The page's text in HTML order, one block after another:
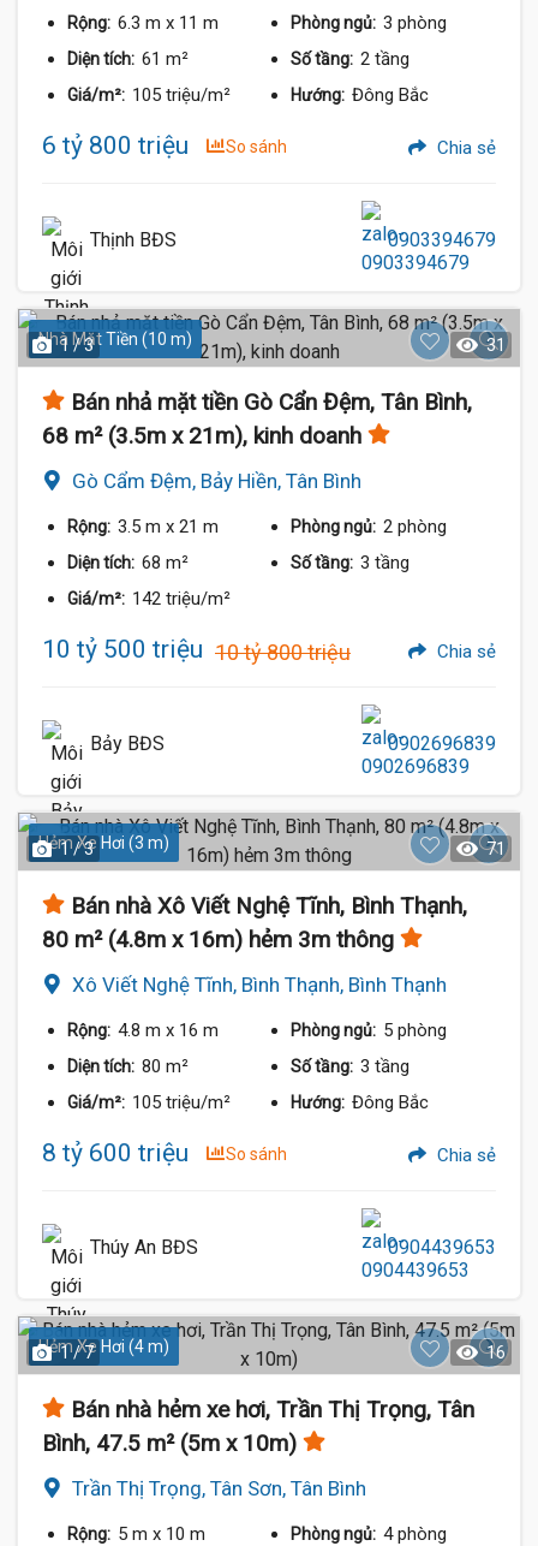
Rộng: 6.3 m x 11 m Phòng ngủ: 3 phòng
Diện tích: 61 m² Số tầng: 2 tầng
Giá/m²: 105 triệu/m² Hướng: Đông Bắc
6 tỷ 800 triệu So sánh Chia sẻ
Thịnh BĐS 0903394679
Nhà Mặt Tiền (10 m)
1 / 3 31
Bán nhả mặt tiền Gò Cẩn Đệm, Tân Bình,
68 m² (3.5m x 21m), kinh doanh
Gò Cẩm Đệm, Bảy Hiền, Tân Bình
Rộng: 3.5 m x 21 m Phòng ngủ: 2 phòng
Diện tích: 68 m² Số tầng: 3 tầng
Giá/m²: 142 triệu/m²
10 tỷ 500 triệu 10 tỷ 800 triệu Chia sẻ
Bảy BĐS 0902696839
Hẻm Xe Hơi (3 m)
1 / 3 71
Bán nhà Xô Viết Nghệ Tĩnh, Bình Thạnh,
80 m² (4.8m x 16m) hẻm 3m thông
Xô Viết Nghệ Tĩnh, Bình Thạnh, Bình Thạnh
Rộng: 4.8 m x 16 m Phòng ngủ: 5 phòng
Diện tích: 80 m² Số tầng: 3 tầng
Giá/m²: 105 triệu/m² Hướng: Đông Bắc
8 tỷ 600 triệu So sánh Chia sẻ
Thúy An BĐS 0904439653
Hẻm Xe Hơi (4 m)
1 / 7 16
Bán nhà hẻm xe hơi, Trần Thị Trọng, Tân
Bình, 47.5 m² (5m x 10m)
Trần Thị Trọng, Tân Sơn, Tân Bình
Rộng: 5 m x 10 m Phòng ngủ: 4 phòng